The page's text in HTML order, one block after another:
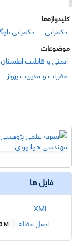
کلیدواژه‌ها
حکمرانی
حکمرانی
موضوعات
ایمنی و قابلیت
مقررات و مدیریت پرواز
فایل ها
XML
اصل مقاله
M